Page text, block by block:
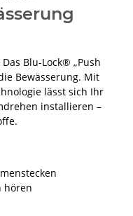
Das Blu-Lock® „Push
Bewässerung. Mit
lässt sich Ihr
installieren –
hören